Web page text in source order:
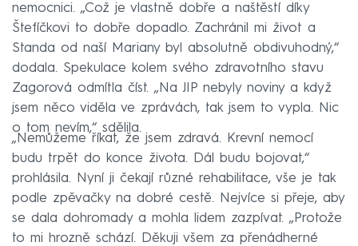
nemocnici. „Což je vlastně dobře a naštěstí díky
Štefíčkovi to dobře dopadlo. Zachránil mi život a
Standa od naší Mariany byl absolutně obdivuhodný,“
dodala. Spekulace kolem svého zdravotního stavu
Zagorová odmítla číst. „Na JIP nebyly noviny a když
jsem něco viděla ve zprávách, tak jsem to vypla. Nic
o tom nevím,“ sdělila.
„Nemůžeme říkat, že jsem zdravá. Krevní nemocí
budu trpět do konce života. Dál budu bojovat,“
prohlásila. Nyní ji čekají různé rehabilitace, vše je tak
podle zpěvačky na dobré cestě. Nejvíce si přeje, aby
se dala dohromady a mohla lidem zazpívat. „Protože
to mi hrozně schází. Děkuji všem za přenádherné